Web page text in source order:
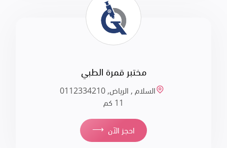
مختبر قمرة الطبي
السلام , الرياض, 011‪2334210
11 كم
⟶ احجز الآن